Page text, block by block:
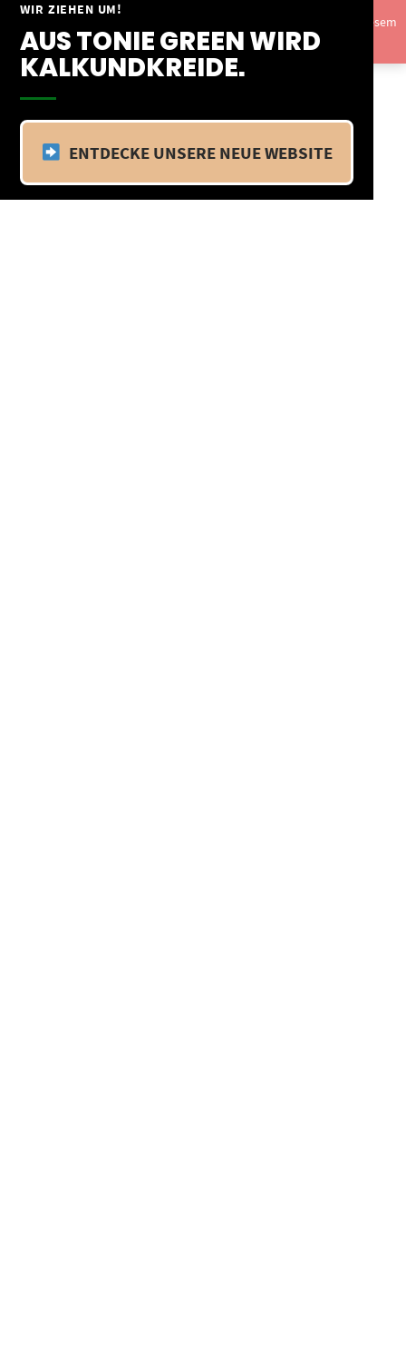
WIR ZIEHEN UM!
AUS TONIE GREEN WIRD
KALKUNDKREIDE.
ENTDECKE UNSERE NEUE WEBSITE
Springe
Inhalt
Vom 09.04.25 - 20.04.25 befinden wir uns im Betriebsurlaub. In diesem
Zeitraum findet kein Versand statt.Ausblenden